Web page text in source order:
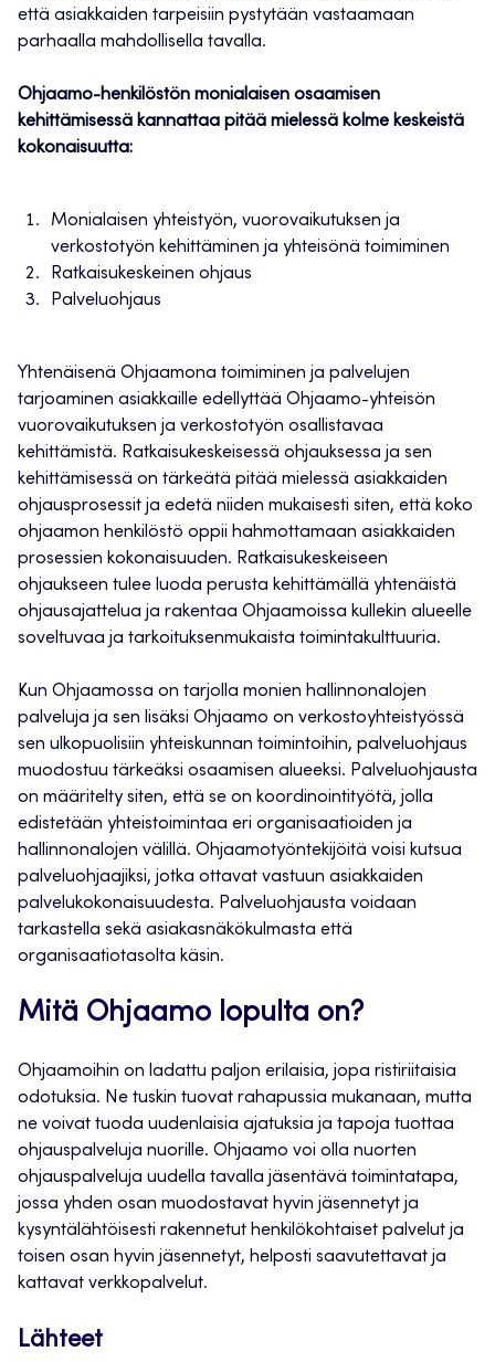
että asiakkaiden tarpeisiin pystytään vastaamaan
parhaalla mahdollisella tavalla.
Ohjaamo-henkilöstön monialaisen osaamisen
kehittämisessä kannattaa pitää mielessä kolme keskeistä
kokonaisuutta:
Monialaisen yhteistyön, vuorovaikutuksen ja
verkostotyön kehittäminen ja yhteisönä toimiminen
Ratkaisukeskeinen ohjaus
Palveluohjaus
Yhtenäisenä Ohjaamona toimiminen ja palvelujen
tarjoaminen asiakkaille edellyttää Ohjaamo-yhteisön
vuorovaikutuksen ja verkostotyön osallistavaa
kehittämistä. Ratkaisukeskeisessä ohjauksessa ja sen
kehittämisessä on tärkeätä pitää mielessä asiakkaiden
ohjausprosessit ja edetä niiden mukaisesti siten, että koko
ohjaamon henkilöstö oppii hahmottamaan asiakkaiden
prosessien kokonaisuuden. Ratkaisukeskeiseen
ohjaukseen tulee luoda perusta kehittämällä yhtenäistä
ohjausajattelua ja rakentaa Ohjaamoissa kullekin alueelle
soveltuvaa ja tarkoituksenmukaista toimintakulttuuria.
Kun Ohjaamossa on tarjolla monien hallinnonalojen
palveluja ja sen lisäksi Ohjaamo on verkostoyhteistyössä
sen ulkopuolisiin yhteiskunnan toimintoihin, palveluohjaus
muodostuu tärkeäksi osaamisen alueeksi. Palveluohjausta
on määritelty siten, että se on koordinointityötä, jolla
edistetään yhteistoimintaa eri organisaatioiden ja
hallinnonalojen välillä. Ohjaamotyöntekijöitä voisi kutsua
palveluohjaajiksi, jotka ottavat vastuun asiakkaiden
palvelukokonaisuudesta. Palveluohjausta voidaan
tarkastella sekä asiakasnäkökulmasta että
organisaatiotasolta käsin.
Mitä Ohjaamo lopulta on?
Ohjaamoihin on ladattu paljon erilaisia, jopa ristiriitaisia
odotuksia. Ne tuskin tuovat rahapussia mukanaan, mutta
ne voivat tuoda uudenlaisia ajatuksia ja tapoja tuottaa
ohjauspalveluja nuorille. Ohjaamo voi olla nuorten
ohjauspalveluja uudella tavalla jäsentävä toimintatapa,
jossa yhden osan muodostavat hyvin jäsennetyt ja
kysyntälähtöisesti rakennetut henkilökohtaiset palvelut ja
toisen osan hyvin jäsennetyt, helposti saavutettavat ja
kattavat verkkopalvelut.
Lähteet